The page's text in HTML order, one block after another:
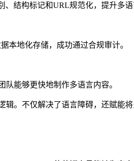
结构标记和URL规范化，提升多语
本地化存储，成功通过合规审计。
能够更快地制作多语言内容。
。不仅解决了语言障碍，还赋能